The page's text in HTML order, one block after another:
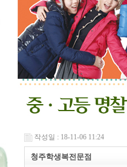
작성일 : 18-11-06 11:24
청주학생복전문점